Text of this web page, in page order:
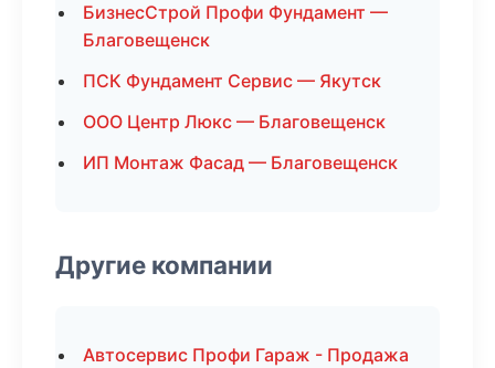
БизнесСтрой Профи Фундамент —
Благовещенск
ПСК Фундамент Сервис — Якутск
ООО Центр Люкс — Благовещенск
ИП Монтаж Фасад — Благовещенск
Другие компании
Автосервис Профи Гараж - Продажа